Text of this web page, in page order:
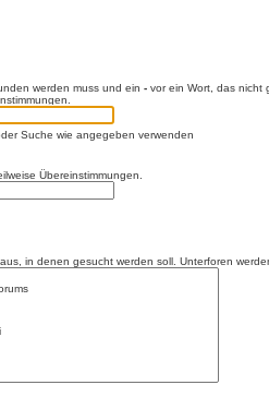
werden muss und ein - vor ein Wort, das nicht
Suche wie angegeben verwenden
Übereinstimmungen.
in denen gesucht werden soll. Unterforen